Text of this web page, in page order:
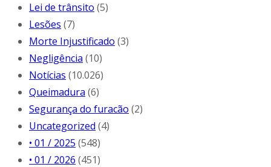
Lei de trânsito (5)
Lesões (7)
Morte Injustificado (3)
Negligência (10)
Notícias (10.026)
Queimadura (6)
Segurança do furacão (2)
Uncategorized (4)
• 01 / 2025 (548)
• 01 / 2026 (451)